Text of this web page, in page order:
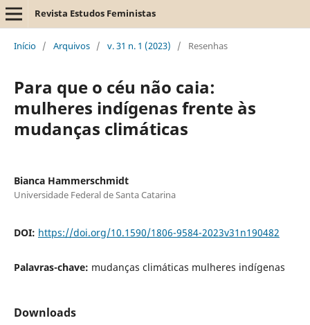
Revista Estudos Feministas
Início / Arquivos / v. 31 n. 1 (2023) / Resenhas
Para que o céu não caia:
mulheres indígenas frente às
mudanças climáticas
Bianca Hammerschmidt
Universidade Federal de Santa Catarina
DOI: https://doi.org/10.1590/1806-9584-2023v31n190482
Palavras-chave: mudanças climáticas mulheres indígenas
Downloads